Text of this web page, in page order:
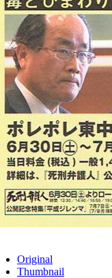
Original
Thumbnail